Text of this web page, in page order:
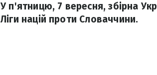
У п'ятницю, 7 вересня, збірна
Ліги націй проти Словаччини.